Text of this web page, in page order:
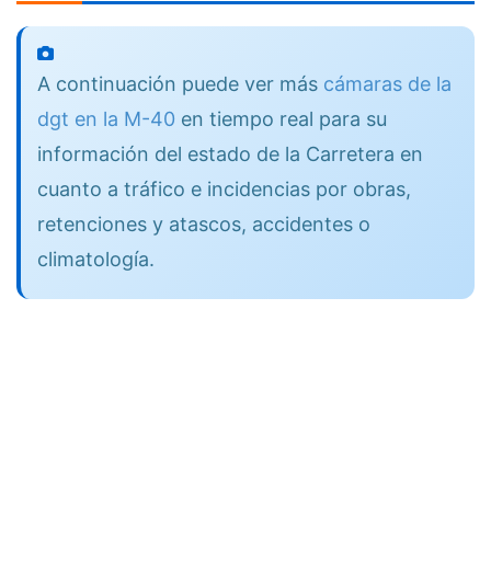
A continuación puede ver más cámaras de la
dgt en la M-40 en tiempo real para su
información del estado de la Carretera en
cuanto a tráfico e incidencias por obras,
retenciones y atascos, accidentes o
climatología.